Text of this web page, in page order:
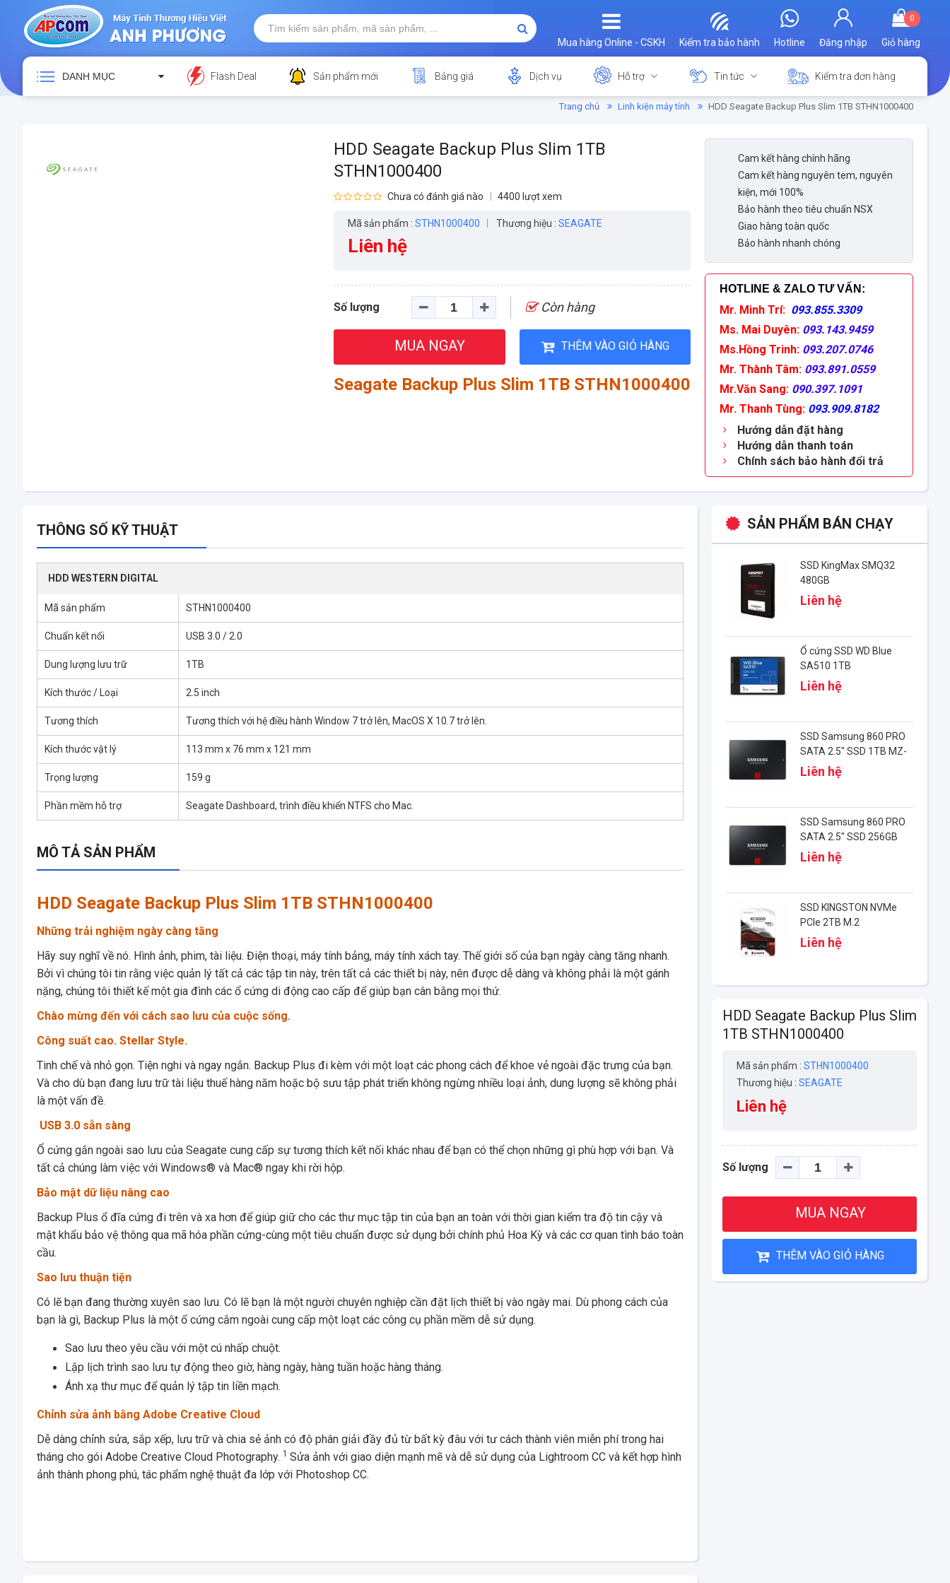
0
Giỏ hàng
Đăng nhập
Hotline
Kiểm tra bảo hành
Mua hàng Online - CSKH
DANH MỤC Flash Deal Sản phẩm mới Bảng giá Dịch vụ Hỗ trợ Tin tức Kiểm tra đơn hàng
Trang chủ Linh kiện máy tính HDD Seagate Backup Plus Slim 1TB STHN1000400
HDD Seagate Backup Plus Slim 1TB
STHN1000400
Chưa có đánh giá nào 4400 lượt xem
Mã sản phẩm : STHN1000400 Thương hiệu : SEAGATE
Liên hệ
Số lượng Còn hàng
MUA NGAY THÊM VÀO GIỎ HÀNG
Seagate Backup Plus Slim 1TB STHN1000400
Cam kết hàng chính hãng
Cam kết hàng nguyên tem, nguyên
kiện, mới 100%
Bảo hành theo tiêu chuẩn NSX
Giao hàng toàn quốc
Bảo hành nhanh chóng
HOTLINE & ZALO TƯ VẤN :
Mr. Minh Trí: 093.855.3309
Ms. Mai Duyên: 093.143.9459
Ms.Hồng Trinh: 093.207.0746
Mr. Thành Tâm: 093.891.0559
Mr.Văn Sang: 090.397.1091
Mr. Thanh Tùng: 093.909.8182
Hướng dẫn đặt hàng
Hướng dẫn thanh toán
Chính sách bảo hành đổi trả
THÔNG SỐ KỸ THUẬT
HDD WESTERN DIGITAL
Mã sản phẩm STHN1000400
Chuẩn kết nối USB 3.0 / 2.0
Dung lượng lưu trữ 1TB
Kích thước / Loại 2.5 inch
Tương thích Tương thích với hệ điều hành Window 7 trở lên, MacOS X 10.7 trở lên.
Kích thước vật lý 113 mm x 76 mm x 121 mm
Trọng lượng 159 g
Phần mềm hỗ trợ Seagate Dashboard, trình điều khiển NTFS cho Mac.
MÔ TẢ SẢN PHẨM
HDD Seagate Backup Plus Slim 1TB STHN1000400
Những trải nghiệm ngày càng tăng
Hãy suy nghĩ về nó. Hình ảnh, phim, tài liệu. Điện thoại, máy tính bảng, máy tính xách tay. Thế giới số của bạn ngày càng tăng nhanh.
Bởi vì chúng tôi tin rằng việc quản lý tất cả các tập tin này, trên tất cả các thiết bị này, nên được dễ dàng và không phải là một gánh
nặng, chúng tôi thiết kế một gia đình các ổ cứng di động cao cấp để giúp bạn cân bằng mọi thứ.
Chào mừng đến với cách sao lưu của cuộc sống.
Công suất cao. Stellar Style.
Tinh chế và nhỏ gọn. Tiện nghi và ngay ngắn. Backup Plus đi kèm với một loạt các phong cách để khoe vẻ ngoài đặc trưng của bạn.
Và cho dù bạn đang lưu trữ tài liệu thuế hàng năm hoặc bộ sưu tập phát triển không ngừng nhiều loại ảnh, dung lượng sẽ không phải
là một vấn đề.
USB 3.0 sẵn sàng
Ổ cứng gắn ngoài sao lưu của Seagate cung cấp sự tương thích kết nối khác nhau để bạn có thể chọn những gì phù hợp với bạn. Và
tất cả chúng làm việc với Windows® và Mac® ngay khi rời hộp.
Bảo mật dữ liệu nâng cao
Backup Plus ổ đĩa cứng đi trên và xa hơn để giúp giữ cho các thư mục tập tin của bạn an toàn với thời gian kiểm tra độ tin cậy và
mật khẩu bảo vệ thông qua mã hóa phần cứng-cùng một tiêu chuẩn được sử dụng bởi chính phủ Hoa Kỳ và các cơ quan tình báo toàn
cầu.
Sao lưu thuận tiện
Có lẽ bạn đang thường xuyên sao lưu. Có lẽ bạn là một người chuyên nghiệp cần đặt lịch thiết bị vào ngày mai. Dù phong cách của
bạn là gì, Backup Plus là một ổ cứng cắm ngoài cung cấp một loạt các công cụ phần mềm dễ sử dụng.
Sao lưu theo yêu cầu với một cú nhấp chuột.
Lập lịch trình sao lưu tự động theo giờ, hàng ngày, hàng tuần hoặc hàng tháng.
Ánh xạ thư mục để quản lý tập tin liền mạch.
Chỉnh sửa ảnh bằng Adobe Creative Cloud
Dễ dàng chỉnh sửa, sắp xếp, lưu trữ và chia sẻ ảnh có độ phân giải đầy đủ từ bất kỳ đâu với tư cách thành viên miễn phí trong hai
tháng cho gói Adobe Creative Cloud Photography. 1 Sửa ảnh với giao diện mạnh mẽ và dễ sử dụng của Lightroom CC và kết hợp hình
ảnh thành phong phú, tác phẩm nghệ thuật đa lớp với Photoshop CC.
SẢN PHẨM BÁN CHẠY
SSD KingMax SMQ32
480GB
Liên hệ
Ổ cứng SSD WD Blue
SA510 1TB
WDS100T3B0A SATA 2.5
Liên hệ
SSD Samsung 860 PRO
SATA 2.5" SSD 1TB MZ-
76P1T0BW
Liên hệ
SSD Samsung 860 PRO
SATA 2.5" SSD 256GB
MZ-76P256BW
Liên hệ
SSD KINGSTON NVMe
PCIe 2TB M.2
SKC3000S/2048G
Liên hệ
HDD Seagate Backup Plus Slim
1TB STHN1000400
Mã sản phẩm : STHN1000400
Thương hiệu : SEAGATE
Liên hệ
Số lượng
MUA NGAY
THÊM VÀO GIỎ HÀNG